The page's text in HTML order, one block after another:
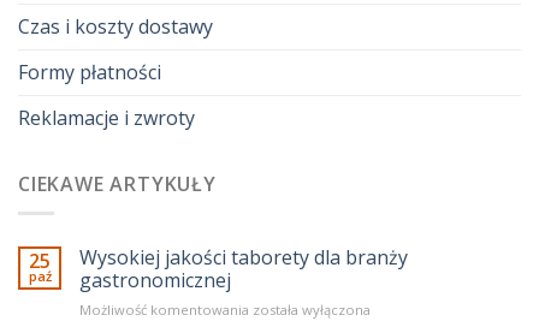
Czas i koszty dostawy
Formy płatności
Reklamacje i zwroty
CIEKAWE ARTYKUŁY
25
paź
Wysokiej jakości taborety dla branży
gastronomicznej
Możliwość komentowania Wysokiej
została wyłączona